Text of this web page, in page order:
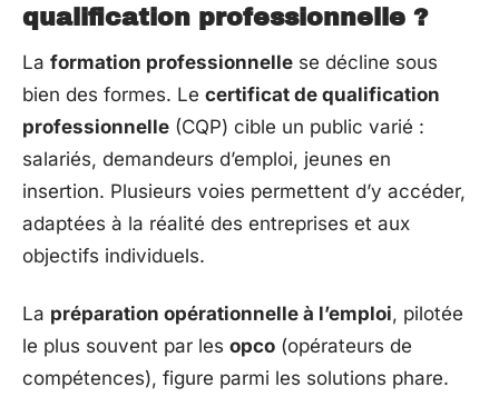
qualification professionnelle ?
La formation professionnelle se décline sous
bien des formes. Le certificat de qualification
professionnelle (CQP) cible un public varié :
salariés, demandeurs d’emploi, jeunes en
insertion. Plusieurs voies permettent d’y accéder,
adaptées à la réalité des entreprises et aux
objectifs individuels.
La préparation opérationnelle à l’emploi, pilotée
le plus souvent par les opco (opérateurs de
compétences), figure parmi les solutions phare.